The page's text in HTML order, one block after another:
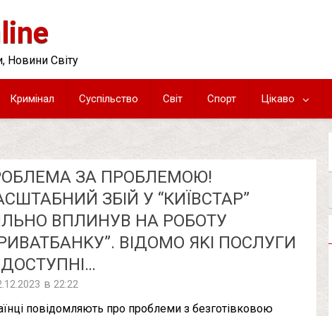
Новини Світу
Кримінал Суспільство Світ Спорт Цікаво
ЗА ПРОБЛЕМОЮ!
ЗБІЙ У “КИЇВСТАР”
ВПЛИНУВ НА РОБОТУ
ВІДОМО ЯKІ ПОСЛУГИ
в 22:22
повідомляють про проблеми з безготівковою